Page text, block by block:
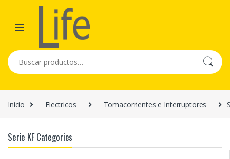
Skip to navigation
Skip to content
Buscar por:
Inicio Electricos Tomacorrientes e Interruptores
Serie KF Categories